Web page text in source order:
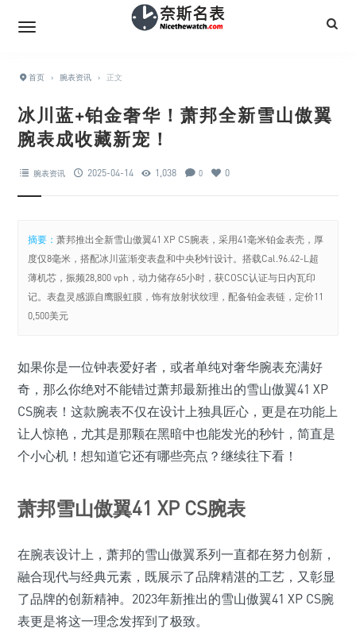
首页 › 腕表资讯 › 正文
冰川蓝+铂金奢华！萧邦全新雪山傲翼
腕表成收藏新宠！
腕表资讯 2025-04-14 1,038 0 0
摘要：萧邦推出全新雪山傲翼41 XP CS腕表，采用41毫米铂金表壳，厚
度仅8毫米，搭配冰川蓝渐变表盘和中央秒针设计。搭载Cal.96.42-L超
薄机芯，振频28,800 vph，动力储存65小时，获COSC认证与日内瓦印
记。表盘灵感源自鹰眼虹膜，饰有放射状纹理，配备铂金表链，定价11
0,500美元
如果你是一位钟表爱好者，或者单纯对奢华腕表充满好
奇，那么你绝对不能错过萧邦最新推出的雪山傲翼41 XP
CS腕表！这款腕表不仅在设计上独具匠心，更是在功能上
让人惊艳，尤其是那颗在黑暗中也能发光的秒针，简直是
个小心机！想知道它还有哪些亮点？继续往下看！
萧邦雪山傲翼41 XP CS腕表
在腕表设计上，萧邦的雪山傲翼系列一直都在努力创新，
融合现代与经典元素，既展示了品牌精湛的工艺，又彰显
了品牌的创新精神。2023年新推出的雪山傲翼41 XP CS腕
表更是将这一理念发挥到了极致。